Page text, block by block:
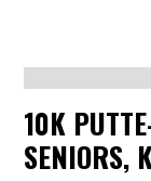
10K
SENIORS,